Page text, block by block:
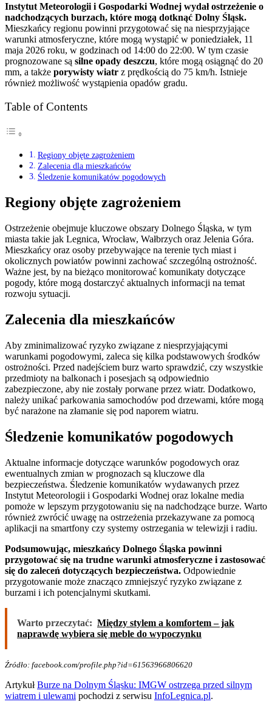
Instytut Meteorologii i Gospodarki Wodnej wydał ostrzeżenie o
nadchodzących burzach, które mogą dotknąć Dolny Śląsk.
Mieszkańcy regionu powinni przygotować się na niesprzyjające
warunki atmosferyczne, które mogą wystąpić w poniedziałek, 11
maja 2026 roku, w godzinach od 14:00 do 22:00. W tym czasie
prognozowane są silne opady deszczu, które mogą osiągnąć do 20
mm, a także porywisty wiatr z prędkością do 75 km/h. Istnieje
również możliwość wystąpienia opadów gradu.
Table of Contents
Regiony objęte zagrożeniem
Zalecenia dla mieszkańców
Śledzenie komunikatów pogodowych
Regiony objęte zagrożeniem
Ostrzeżenie obejmuje kluczowe obszary Dolnego Śląska, w tym
miasta takie jak Legnica, Wrocław, Wałbrzych oraz Jelenia Góra.
Mieszkańcy oraz osoby przebywające na terenie tych miast i
okolicznych powiatów powinni zachować szczególną ostrożność.
Ważne jest, by na bieżąco monitorować komunikaty dotyczące
pogody, które mogą dostarczyć aktualnych informacji na temat
rozwoju sytuacji.
Zalecenia dla mieszkańców
Aby zminimalizować ryzyko związane z niesprzyjającymi
warunkami pogodowymi, zaleca się kilka podstawowych środków
ostrożności. Przed nadejściem burz warto sprawdzić, czy wszystkie
przedmioty na balkonach i posesjach są odpowiednio
zabezpieczone, aby nie zostały porwane przez wiatr. Dodatkowo,
należy unikać parkowania samochodów pod drzewami, które mogą
być narażone na złamanie się pod naporem wiatru.
Śledzenie komunikatów pogodowych
Aktualne informacje dotyczące warunków pogodowych oraz
ewentualnych zmian w prognozach są kluczowe dla
bezpieczeństwa. Śledzenie komunikatów wydawanych przez
Instytut Meteorologii i Gospodarki Wodnej oraz lokalne media
pomoże w lepszym przygotowaniu się na nadchodzące burze. Warto
również zwrócić uwagę na ostrzeżenia przekazywane za pomocą
aplikacji na smartfony czy systemy ostrzegania w telewizji i radiu.
Podsumowując, mieszkańcy Dolnego Śląska powinni
przygotować się na trudne warunki atmosferyczne i zastosować
się do zaleceń dotyczących bezpieczeństwa. Odpowiednie
przygotowanie może znacząco zmniejszyć ryzyko związane z
burzami i ich potencjalnymi skutkami.
Warto przeczytać: Między stylem a komfortem – jak
naprawdę wybiera się meble do wypoczynku
Źródło: facebook.com/profile.php?id=61563966806620
ArtykułBurze na Dolnym Śląsku: IMGW ostrzega przed silnym
wiatrem i ulewami pochodzi z serwisu InfoLegnica.pl.